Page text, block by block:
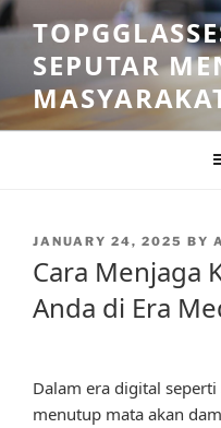
Skip
to
contentSEPUTAR
POSTED
JANUARY 24, 2025 BY
Cara Menjaga
Anda di Era
Dalam era digital
menutup mata akan